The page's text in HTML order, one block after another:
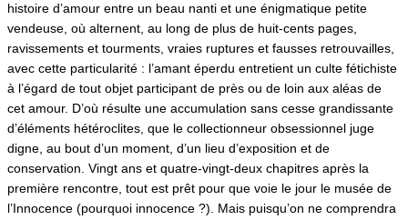
histoire d’amour entre un beau nanti et une énigmatique petite
vendeuse, où alternent, au long de plus de huit-cents pages,
ravissements et tourments, vraies ruptures et fausses retrouvailles,
avec cette particularité : l’amant éperdu entretient un culte fétichiste
à l’égard de tout objet participant de près ou de loin aux aléas de
cet amour. D’où résulte une accumulation sans cesse grandissante
d’éléments hétéroclites, que le collectionneur obsessionnel juge
digne, au bout d’un moment, d’un lieu d’exposition et de
conservation. Vingt ans et quatre-vingt-deux chapitres après la
première rencontre, tout est prêt pour que voie le jour le musée de
l’Innocence (pourquoi innocence ?). Mais puisqu’on ne comprendra